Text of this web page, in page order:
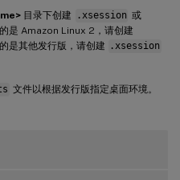
目录下创建 .xsession 或
是 Amazon Linux 2，请创建
是其他发行版，请创建
.xsession
文件以根据发行版指定桌面环境。